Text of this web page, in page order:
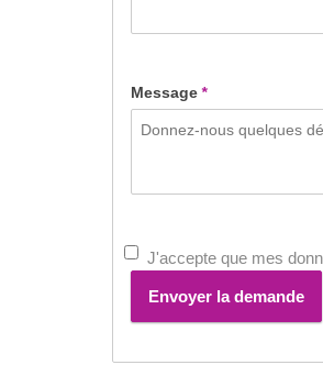
Message*
J'accepte que mes
Envoyer la demande